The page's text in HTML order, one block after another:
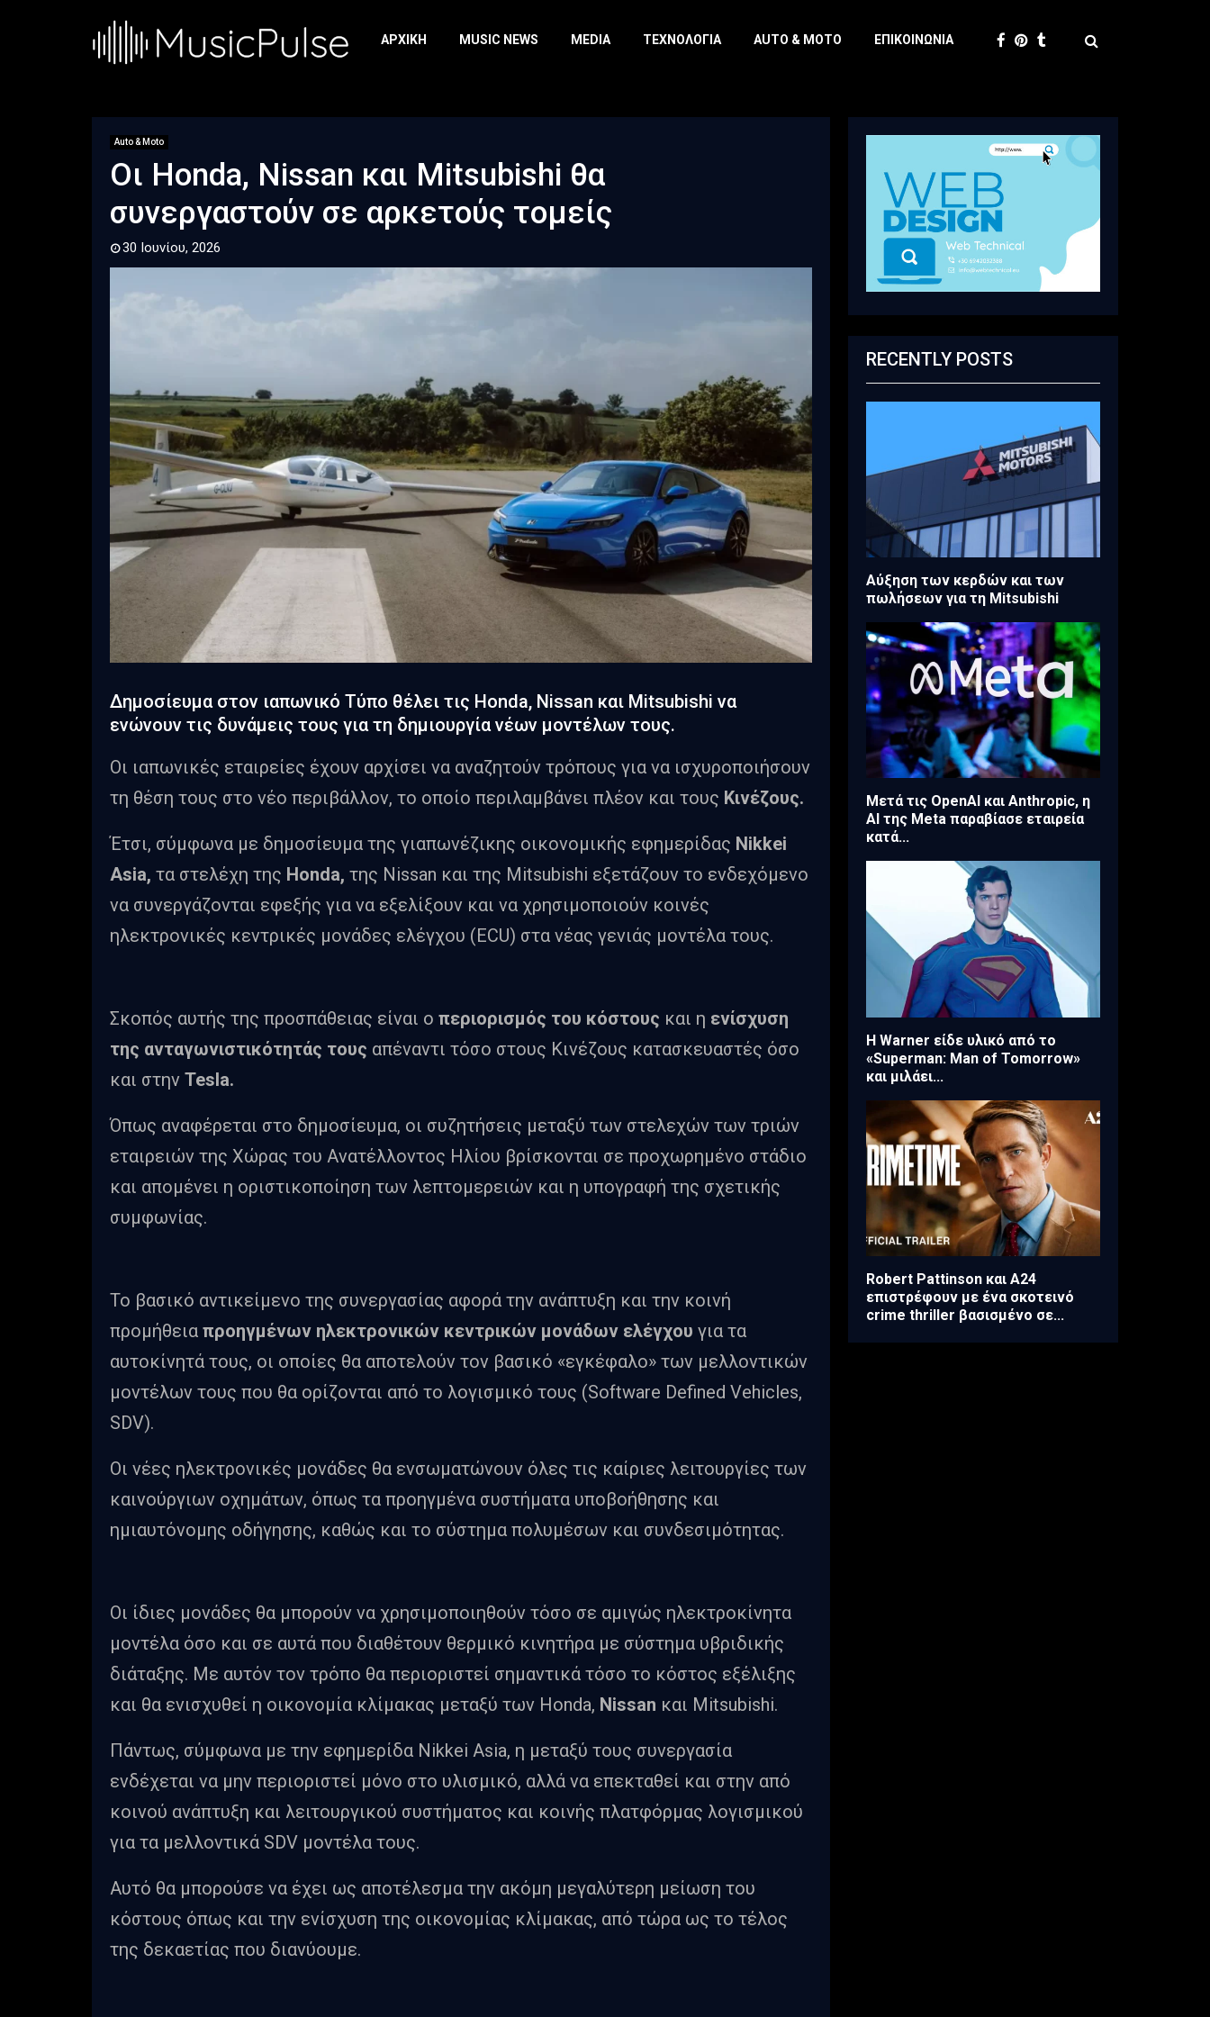
ΑΡΧΙΚΉ MUSIC NEWS MEDIA ΤΕΧΝΟΛΟΓΊΑ AUTO & MOTO ΕΠΙΚΟΙΝΩΝΊΑ
Auto & Moto
Οι Honda, Nissan και Mitsubishi θα
συνεργαστούν σε αρκετούς τομείς
30 Ιουνίου, 2026
Δημοσίευμα στον ιαπωνικό Τύπο θέλει τις Honda, Nissan και Mitsubishi να
ενώνουν τις δυνάμεις τους για τη δημιουργία νέων μοντέλων τους.
Οι ιαπωνικές εταιρείες έχουν αρχίσει να αναζητούν τρόπους για να ισχυροποιήσουν
τη θέση τους στο νέο περιβάλλον, το οποίο περιλαμβάνει πλέον και τους Κινέζους.
Έτσι, σύμφωνα με δημοσίευμα της γιαπωνέζικης οικονομικής εφημερίδας Nikkei
Asia, τα στελέχη της Honda, της Nissan και της Mitsubishi εξετάζουν το ενδεχόμενο
να συνεργάζονται εφεξής για να εξελίξουν και να χρησιμοποιούν κοινές
ηλεκτρονικές κεντρικές μονάδες ελέγχου (ECU) στα νέας γενιάς μοντέλα τους.
Σκοπός αυτής της προσπάθειας είναι ο περιορισμός του κόστους και η ενίσχυση
της ανταγωνιστικότητάς τους απέναντι τόσο στους Κινέζους κατασκευαστές όσο
και στην Tesla.
Όπως αναφέρεται στο δημοσίευμα, οι συζητήσεις μεταξύ των στελεχών των τριών
εταιρειών της Χώρας του Ανατέλλοντος Ηλίου βρίσκονται σε προχωρημένο στάδιο
και απομένει η οριστικοποίηση των λεπτομερειών και η υπογραφή της σχετικής
συμφωνίας.
Το βασικό αντικείμενο της συνεργασίας αφορά την ανάπτυξη και την κοινή
προμήθεια προηγμένων ηλεκτρονικών κεντρικών μονάδων ελέγχου για τα
αυτοκίνητά τους, οι οποίες θα αποτελούν τον βασικό «εγκέφαλο» των μελλοντικών
μοντέλων τους που θα ορίζονται από το λογισμικό τους (Software Defined Vehicles,
SDV).
Οι νέες ηλεκτρονικές μονάδες θα ενσωματώνουν όλες τις καίριες λειτουργίες των
καινούργιων οχημάτων, όπως τα προηγμένα συστήματα υποβοήθησης και
ημιαυτόνομης οδήγησης, καθώς και το σύστημα πολυμέσων και συνδεσιμότητας.
Οι ίδιες μονάδες θα μπορούν να χρησιμοποιηθούν τόσο σε αμιγώς ηλεκτροκίνητα
μοντέλα όσο και σε αυτά που διαθέτουν θερμικό κινητήρα με σύστημα υβριδικής
διάταξης. Με αυτόν τον τρόπο θα περιοριστεί σημαντικά τόσο το κόστος εξέλιξης
και θα ενισχυθεί η οικονομία κλίμακας μεταξύ των Honda, Nissan και Mitsubishi.
Πάντως, σύμφωνα με την εφημερίδα Nikkei Asia, η μεταξύ τους συνεργασία
ενδέχεται να μην περιοριστεί μόνο στο υλισμικό, αλλά να επεκταθεί και στην από
κοινού ανάπτυξη και λειτουργικού συστήματος και κοινής πλατφόρμας λογισμικού
για τα μελλοντικά SDV μοντέλα τους.
Αυτό θα μπορούσε να έχει ως αποτέλεσμα την ακόμη μεγαλύτερη μείωση του
κόστους όπως και την ενίσχυση της οικονομίας κλίμακας, από τώρα ως το τέλος
της δεκαετίας που διανύουμε.
RECENTLY POSTS
Aύξηση των κερδών και των
πωλήσεων για τη Mitsubishi
Μετά τις OpenAI και Anthropic, η
AI της Meta παραβίασε εταιρεία
κατά...
Η Warner είδε υλικό από το
«Superman: Man of Tomorrow»
και μιλάει...
Robert Pattinson και A24
επιστρέφουν με ένα σκοτεινό
crime thriller βασισμένο σε...